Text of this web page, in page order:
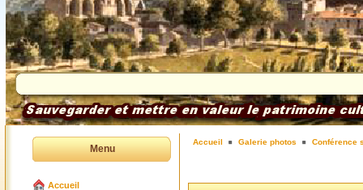
Menu
Accueil
Accueil Galerie photos Conférence